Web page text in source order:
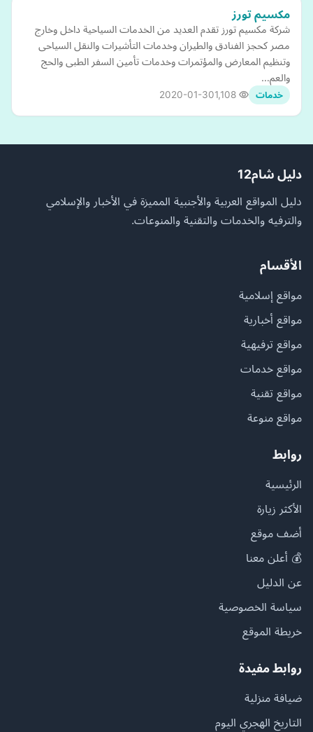
مكسيم تورز
شركة مكسيم تورز تقدم العديد من الخدمات السياحية داخل وخارج
مصر كحجز الفنادق والطيران وخدمات التأشيرات والنقل السياحى
وتنظيم المعارض والمؤتمرات وخدمات تأمين السفر الطبى والحج
والعم…
خدمات 2020-01-30
دليل شام12
دليل المواقع العربية والأجنبية المميزة في الأخبار والإسلامي
والترفيه والخدمات والتقنية والمنوعات.
الأقسام
مواقع إسلامية
مواقع أخبارية
مواقع ترفيهية
مواقع خدمات
مواقع تقنية
مواقع منوعة
روابط
الرئيسية
الأكثر زيارة
أضف موقع
💰 أعلن معنا
عن الدليل
سياسة الخصوصية
خريطة الموقع
روابط مفيدة
ضيافة منزلية
التاريخ الهجري اليوم